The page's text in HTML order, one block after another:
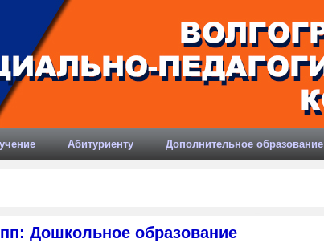
Абитуриенту Дополнительное образование
Дошкольное образование